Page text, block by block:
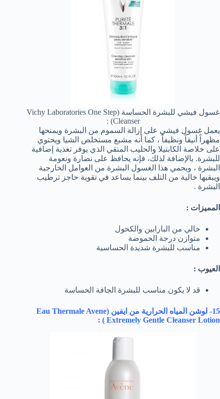
غسول فيشي للبشرة الحساسة (Vichy Laboratories One Step
Cleanser) :
يعمل غسول فيشي على إزالة السموم من البشرة ويمنحها
مظهراً أنيقاً ونظيفاً ، كما أنه مشبع مستخلص الشيا ويحتوي
على خلاصة الكابتيلا والحليب المنقي الذي يوفر تغذية إضافية
للبشرة. بالإضافة لذلك، فإنه يحافظ على نضارة ونعومة
البشرة ، ويحمي هذا الغسول البشرة من العوامل الخارجية
ويبقيها خالية من التلف بينما يساعد في تقوية حاجز ترطيب
البشرة .
المميزات :
خالي من البارابين والكحول
متوازن درجة الحموضة
مناسب للبشرة شديدة الحساسية
العيوب :
قد لا يكون مناسب للبشرة الجافة الحساسة
15- لوشن المياه الحرارية من ايفين (
Eau Thermale Avene
Extremely Gentle Cleanser Lotion
) :